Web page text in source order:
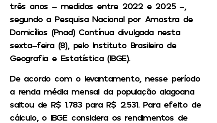
três anos – medidos entre 2022 e 2025 –,
segundo a Pesquisa Nacional por Amostra de
Domicílios (Pnad) Contínua divulgada nesta
sexta-feira (8), pelo Instituto Brasileiro de
Geografia e Estatística (IBGE).
De acordo com o levantamento, nesse período
a renda média mensal da população alagoana
saltou de R$ 1.783 para R$ 2.531. Para efeito de
cálculo, o IBGE considera os rendimentos de